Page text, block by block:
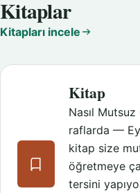
Kitaplar
Kitapları incele
Kitap
Nasıl Mutsuz
raflarda —
kitap size
öğretmeye
tersini